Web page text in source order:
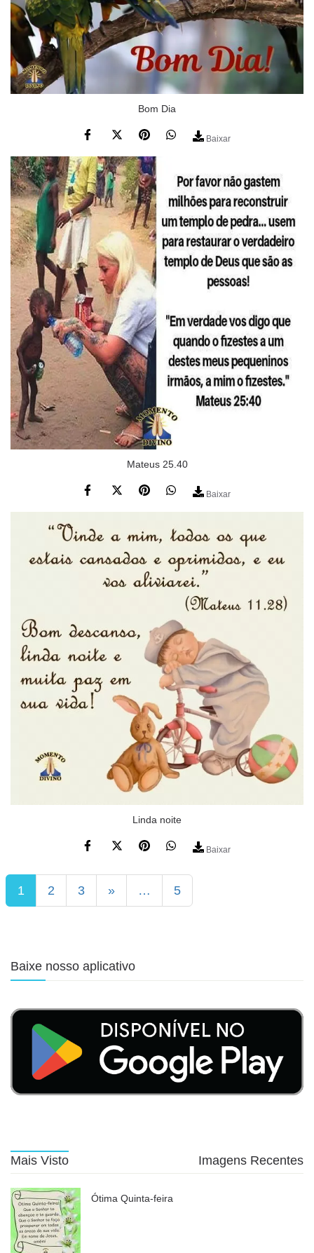
Bom Dia
Baixar
Mateus 25.40
Baixar
Linda noite
Baixar
1 2 3 » … 5
Baixe nosso aplicativo
Mais Visto Imagens Recentes
Ótima Quinta-feira